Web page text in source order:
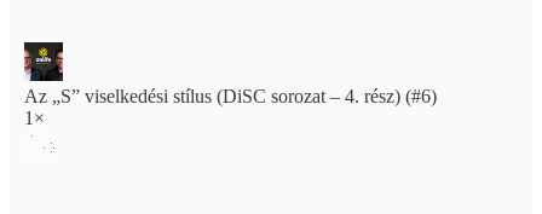
Az „S” viselkedési stílus (DiSC sorozat – 4. rész) (#6)
1×